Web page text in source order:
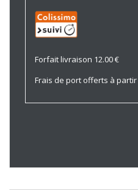
Forfait livraison 12.00 €
Frais de port offerts à partir